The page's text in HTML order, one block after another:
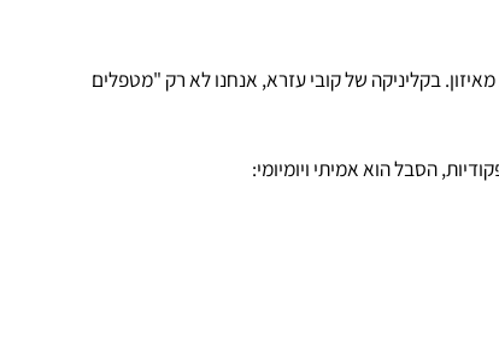
בקליניקה של קובי עזרא, אנחנו לא רק "מטפלים
הסבל הוא אמיתי ויומיומי: